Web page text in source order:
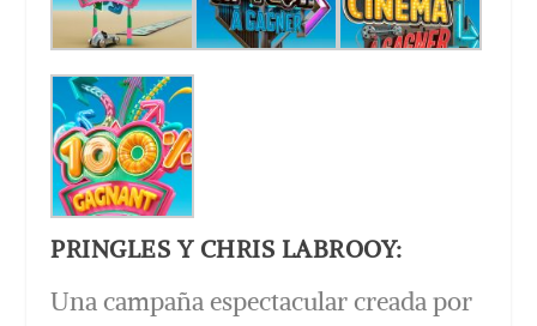
PRINGLES Y CHRIS LABROOY:
Una campaña espectacular creada por